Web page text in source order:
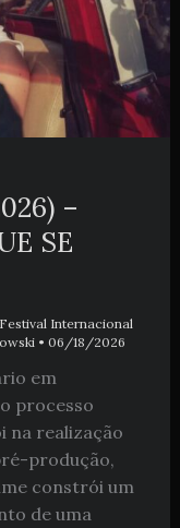
–
SE
Internacional
• 06/18/2026
em
processo
na realização
produção,
constrói um
de uma